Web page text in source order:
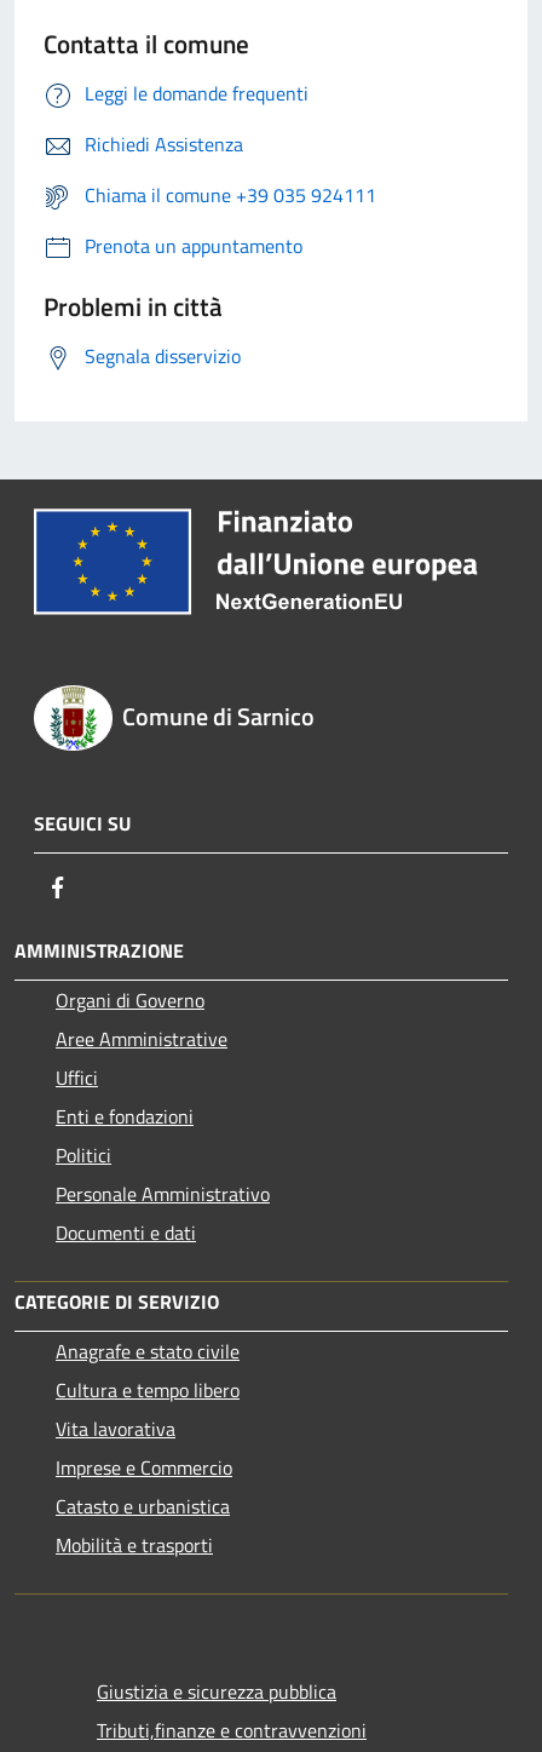
Contatta il comune
Leggi le domande frequenti
Richiedi Assistenza
Chiama il comune +39 035 924111
Prenota un appuntamento
Problemi in città
Segnala disservizio
Comune di Sarnico
SEGUICI SU
AMMINISTRAZIONE
Organi di Governo
Aree Amministrative
Uffici
Enti e fondazioni
Politici
Personale Amministrativo
Documenti e dati
CATEGORIE DI SERVIZIO
Anagrafe e stato civile
Cultura e tempo libero
Vita lavorativa
Imprese e Commercio
Catasto e urbanistica
Mobilità e trasporti
Giustizia e sicurezza pubblica
Tributi,finanze e contravvenzioni